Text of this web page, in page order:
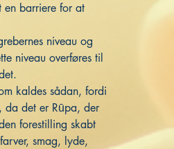
en barriere for at
niveau og
niveau overføres til
kaldes sådan, fordi
da det er Rūpa, der
forestilling skabt
smag, lyde,